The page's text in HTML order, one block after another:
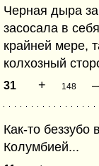
Черная дыра
засосала в
крайней мере,
колхозный
31 + 148 –
Как-то беззубо
Колумбией...